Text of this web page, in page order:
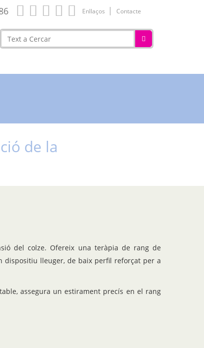
Enllaços Contacte
de la
del colze. Ofereix una teràpia de rang de
dispositiu lleuger, de baix perfil reforçat per a
assegura un estirament precís en el rang